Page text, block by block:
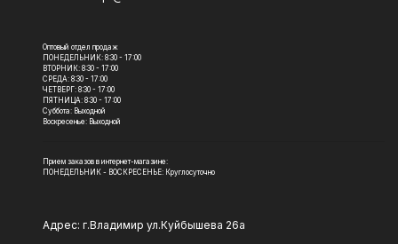
Оптовый отдел продаж
ПОНЕДЕЛЬНИК: 8:30 - 17:00
ВТОРНИК: 8:30 - 17:00
СРЕДА: 8:30 - 17:00
ЧЕТВЕРГ: 8:30 - 17:00
ПЯТНИЦА: 8:30 - 17:00
Суббота: Выходной
Воскресенье: Выходной
Прием заказов в интернет-магазине:
ПОНЕДЕЛЬНИК - ВОСКРЕСЕНЬЕ: Круглосуточно
Адрес: г.Владимир ул.Куйбышева 26а